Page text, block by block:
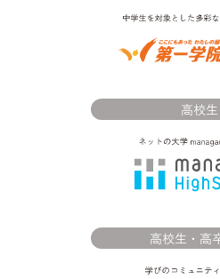
高校生
高校生・高